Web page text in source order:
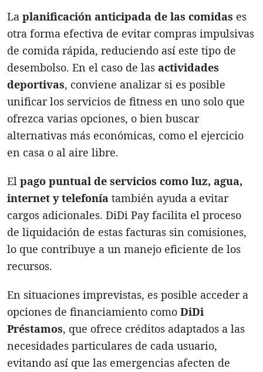
La planificación anticipada de las comidas es
otra forma efectiva de evitar compras impulsivas
de comida rápida, reduciendo así este tipo de
desembolso. En el caso de las actividades
deportivas, conviene analizar si es posible
unificar los servicios de fitness en uno solo que
ofrezca varias opciones, o bien buscar
alternativas más económicas, como el ejercicio
en casa o al aire libre.
El pago puntual de servicios como luz, agua,
internet y telefonía también ayuda a evitar
cargos adicionales. DiDi Pay facilita el proceso
de liquidación de estas facturas sin comisiones,
lo que contribuye a un manejo eficiente de los
recursos.
En situaciones imprevistas, es posible acceder a
opciones de financiamiento como DiDi
Préstamos, que ofrece créditos adaptados a las
necesidades particulares de cada usuario,
evitando así que las emergencias afecten de